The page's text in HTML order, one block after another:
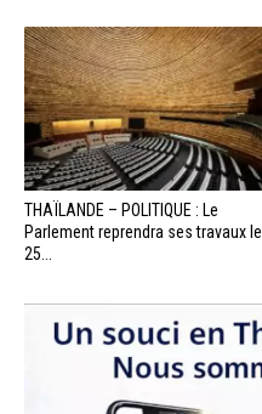
THAÏLANDE – POLITIQUE : Le
Parlement reprendra ses travaux le
25...